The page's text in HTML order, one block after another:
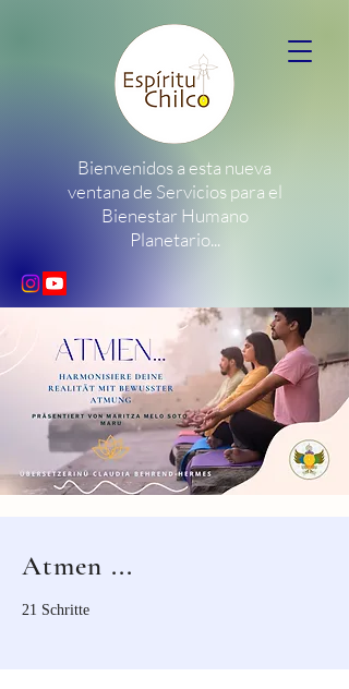
Bienvenidos a esta nueva
ventana de Servicios para el
Bienestar Humano
Planetario...
Atmen ...
21 Schritte